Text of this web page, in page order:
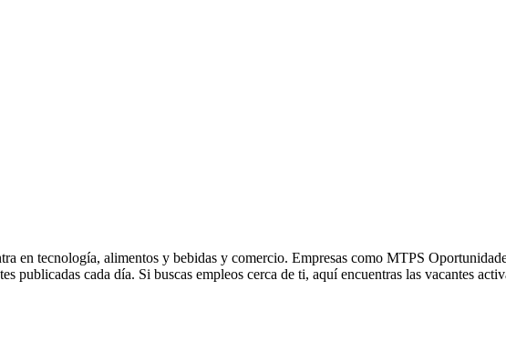
en tecnología, alimentos y bebidas y comercio. Empresas como MTPS
publicadas cada día. Si buscas empleos cerca de ti, aquí encuentras las vacantes